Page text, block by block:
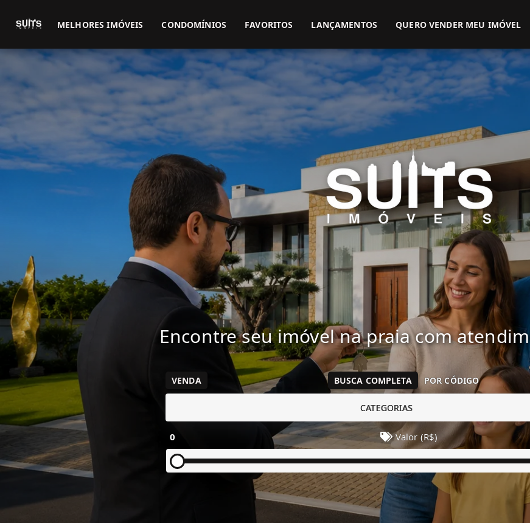
(51) 3416-9899 (51) 99914-3000
MELHORES IMÓVEIS CONDOMÍNIOS FAVORITOS LANÇAMENTOS QUERO VENDER MEU IMÓVEL
Encontre seu imóvel na praia com
VENDA BUSCA COMPLETA POR CÓDIGO
CATEGORIAS
0 Valor (R$)